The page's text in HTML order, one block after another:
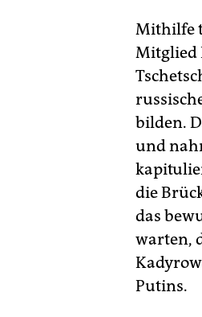
Mithilfe
Mitglied
bilden.
und
die
das
warten,
Putins.